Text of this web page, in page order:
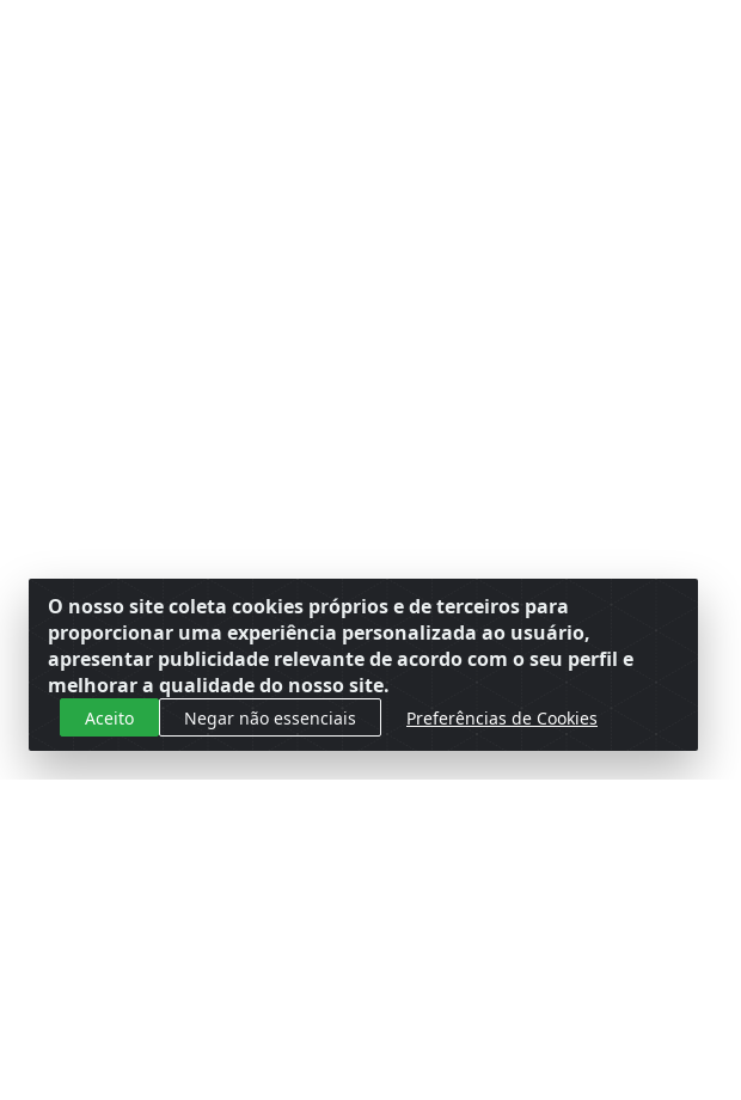
O nosso site coleta cookies próprios e de terceiros para
proporcionar uma experiência personalizada ao usuário,
apresentar publicidade relevante de acordo com o seu perfil e
melhorar a qualidade do nosso site.
Aceito Negar não essenciais Preferências de Cookies